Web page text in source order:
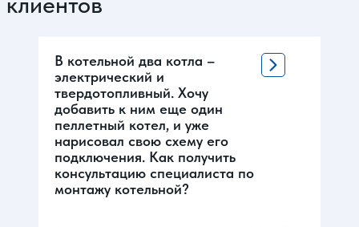
В котельной два котла –
электрический и
твердотопливный. Хочу
добавить к ним еще один
пеллетный котел, и уже
нарисовал свою схему его
подключения. Как получить
консультацию специалиста по
монтажу котельной?